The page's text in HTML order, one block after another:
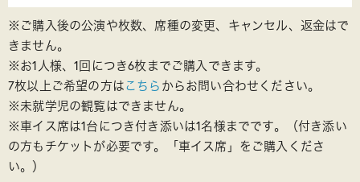
※ご購入後の公演や枚数、席種の変更、キャンセル、返金はで
きません。
※お1人様、1回につき6枚までご購入できます。
7枚以上ご希望の方はこちら からお問い合わせください。
※未就学児の観覧はできません。
※車イス席は1台につき付き添いは1名様までです。（付き添い
の方もチケットが必要です。「車イス席」をご購入くださ
い。）